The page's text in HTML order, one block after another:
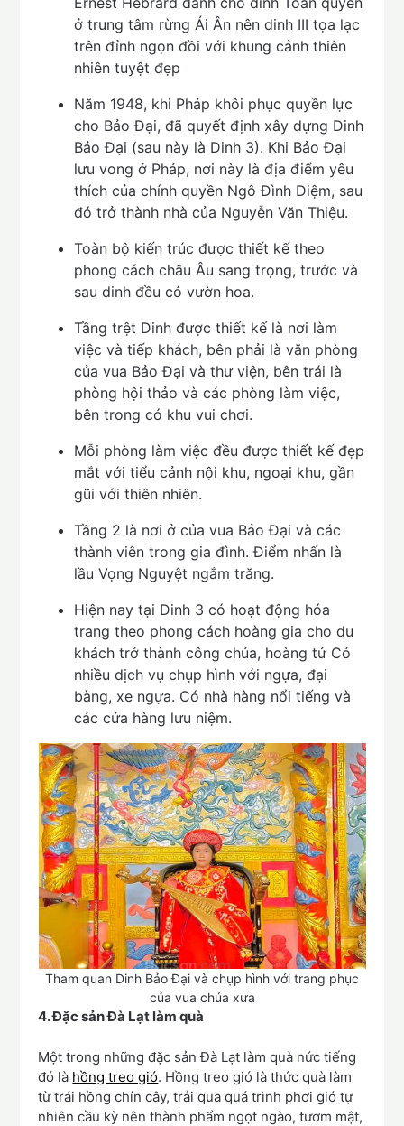
ở trung tâm rừng Ái Ân nên dinh III tọa lạc
trên đỉnh ngọn đồi với khung cảnh thiên
nhiên tuyệt đẹp
Năm 1948, khi Pháp khôi phục quyền lực
cho Bảo Đại, đã quyết định xây dựng Dinh
Bảo Đại (sau này là Dinh 3). Khi Bảo Đại
lưu vong ở Pháp, nơi này là địa điểm yêu
thích của chính quyền Ngô Đình Diệm, sau
đó trở thành nhà của Nguyễn Văn Thiệu.
Toàn bộ kiến ​​trúc được thiết kế theo
phong cách châu Âu sang trọng, trước và
sau dinh đều có vườn hoa.
Tầng trệt Dinh được thiết kế là nơi làm
việc và tiếp khách, bên phải là văn phòng
của vua Bảo Đại và thư viện, bên trái là
phòng hội thảo và các phòng làm việc,
bên trong có khu vui chơi.
Mỗi phòng làm việc đều được thiết kế đẹp
mắt với tiểu cảnh nội khu, ngoại khu, gần
gũi với thiên nhiên.
Tầng 2 là nơi ở của vua Bảo Đại và các
thành viên trong gia đình. Điểm nhấn là
lầu Vọng Nguyệt ngắm trăng.
Hiện nay tại Dinh 3 có hoạt động hóa
trang theo phong cách hoàng gia cho du
khách trở thành công chúa, hoàng tử Có
nhiều dịch vụ chụp hình với ngựa, đại
bàng, xe ngựa. Có nhà hàng nổi tiếng và
các cửa hàng lưu niệm.
Tham quan Dinh Bảo Đại và chụp hình với trang phục
của vua chúa xưa
4. Đặc sản Đà Lạt làm quà
Một trong những đặc sản Đà Lạt làm quà nức tiếng
đó là hồng treo gió. Hồng treo gió là thức quà làm
từ trái hồng chín cây, trải qua quá trình phơi gió tự
nhiên cầu kỳ nên thành phẩm ngọt ngào, tươm mật,